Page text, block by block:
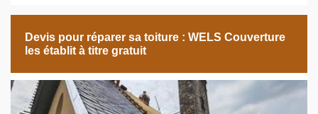
Devis pour réparer sa toiture : WELS Couverture
les établit à titre gratuit